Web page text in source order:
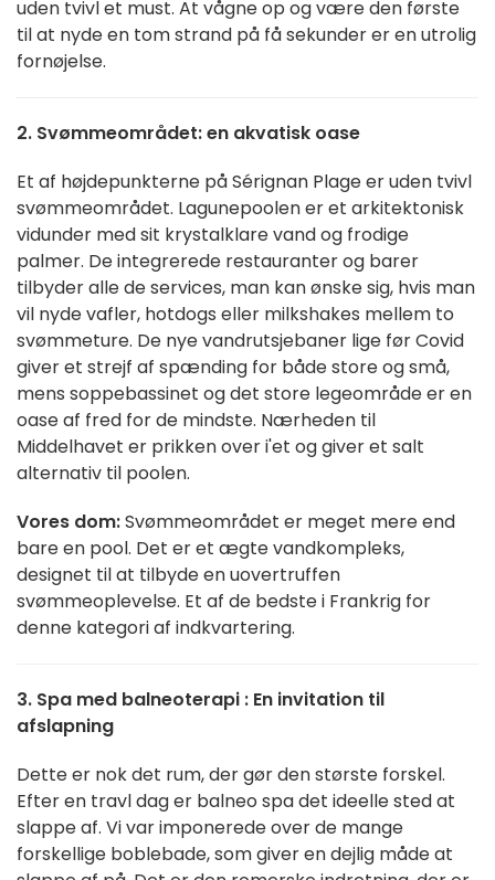
uden tvivl et must. At vågne op og være den første
til at nyde en tom strand på få sekunder er en utrolig
fornøjelse.
2. Svømmeområdet: en akvatisk oase
Et af højdepunkterne på Sérignan Plage er uden tvivl
svømmeområdet. Lagunepoolen er et arkitektonisk
vidunder med sit krystalklare vand og frodige
palmer. De integrerede restauranter og barer
tilbyder alle de services, man kan ønske sig, hvis man
vil nyde vafler, hotdogs eller milkshakes mellem to
svømmeture. De nye vandrutsjebaner lige før Covid
giver et strejf af spænding for både store og små,
mens soppebassinet og det store legeområde er en
oase af fred for de mindste. Nærheden til
Middelhavet er prikken over i'et og giver et salt
alternativ til poolen.
Vores dom:Svømmeområdet er meget mere end
bare en pool. Det er et ægte vandkompleks,
designet til at tilbyde en uovertruffen
svømmeoplevelse. Et af de bedste i Frankrig for
denne kategori af indkvartering.
3. Spa med balneoterapi : En invitation til
afslapning
Dette er nok det rum, der gør den største forskel.
Efter en travl dag er balneo spa det ideelle sted at
slappe af. Vi var imponerede over de mange
forskellige boblebade, som giver en dejlig måde at